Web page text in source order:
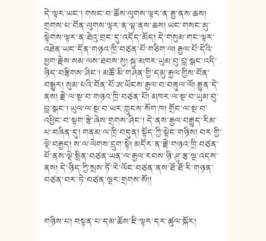
དེ་ལྟར་ཡང་། གསང་བ་ཆོས་ལུགས་ལྟར་ན་རྒྱ་ནས་ཆས།
གྲགས་པ་བོན་ལུགས་ལྟར་ན་ལྷ་ནས་ཆས། ཡང་གསང་མུ་
སྟེགས་ལྟར་ན་ཐེའུ་བྲང་དུ་འདོད་མོད། དེ་གསུམ་གང་ལྟར་
འཐེན་ཡང་དོན་གཉའ་ཁྲི་བཙན་པོ་གཅིག་ལ། རྒྱལ་པོ་དེའི་
ཕྱག་རྗེས་སམ་ལས་ཐབས་སུ། སྐུ་མཁར་ཡུམ་བུ་བླ་སྒང་འདི་
ཉིད་བརྩིགས་ཤིང་། མཚོ་མི་གཤེན་གྱི་དམུ་རྒྱལ་གྱིས་བོན་
བསྒྱུར། སུམ་པའི་བོན་པོ་ཨ་ཡོངས་རྒྱལ་བ་བརྟུལ་ལོ། རྒྱུན་དེ་
ནས། རྗེ་ལ་སྔ་བ་གཉའ་ཁྲི་བཙན་པོ། མཁར་ལ་སྔ་བ་ཡུམ་བུ་
བླ་སྒང་། ཡུལ་ལ་སྔ་བ་ཡར་ཀླུངས་སོག་ཁ། གྲོང་ལ་སྔ་བ་
འཕྱིང་བ་སྟག་རྩེ་ཞེས་གྲགས་ཤིང་། དེ་ནས་རྒྱལ་བརྒྱུད་རིམ་
པ་བཞིན་དུ། གནམ་ལ་ཁྲི་བདུན། སྟོད་ཀྱི་སྟེང་གཉིས། བར་གྱི་
ལྡེ་བརྒྱད། ས་ལ་ལེགས་དྲུག་སྟེ། མདོར་ན་རྗེ་གཉའ་ཁྲི་བཙན་
པོ་ནས་ལྡེ་སྤྲིན་བཙན་ཡན་ལ་རྒྱལ་རབས་ཉི་ཤུ་རྩ་ལྔ་འདས་
ནས། དེ་ཉིད་ཀྱི་སྲས་ཏོ་རེ་ལོང་བཙན་ནས་ཐོ་ཐོ་རི་གཉན་
བཙན་བར་ཏེ་བཙན་ལྔར་གྲགས་སོ།།
གཉིས་པ། བསྟན་པ་དམ་ཆོས་ཇི་ལྟར་དར་ཚུལ་སྐོར།